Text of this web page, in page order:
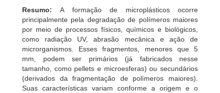
Resumo:A formação de microplásticos ocorre
principalmente pela degradação de polímeros maiores
por meio de processos físicos, químicos e biológicos,
como radiação UV, abrasão mecânica e ação de
microrganismos. Esses fragmentos, menores que 5
mm, podem ser primários (já fabricados nesse
tamanho, como pellets e microesferas) ou secundários
(derivados da fragmentação de polímeros maiores).
Suas características variam conforme a origem e o